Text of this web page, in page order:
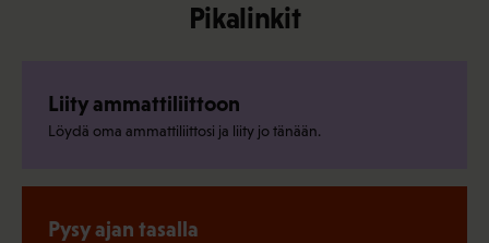
Pikalinkit
Liity ammattiliittoon
Löydä oma ammattiliittosi ja liity jo tänään.
Pysy ajan tasalla